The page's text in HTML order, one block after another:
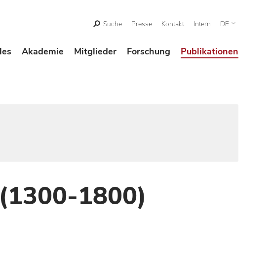
Suche Presse Kontakt Intern DE
Akademie Mitglieder Forschung Publikationen
1800)